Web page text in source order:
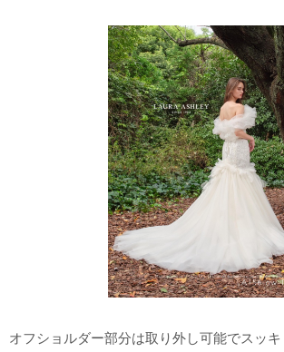
オフショルダー部分は取り外し可能でスッ